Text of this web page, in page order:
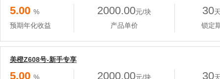
5.00 %
预期年化收益
2000.00元/块
产品单价
30
锁定
美橙Z608号-新手专享
5.00 %
2000.00元/块
30